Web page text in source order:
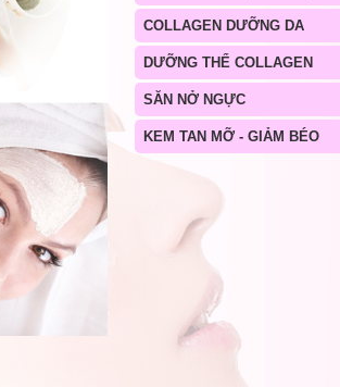
COLLAGEN DƯỠNG DA
DƯỠNG THỂ COLLAGEN
SĂN NỞ NGỰC
KEM TAN MỠ - GIẢM BÉO